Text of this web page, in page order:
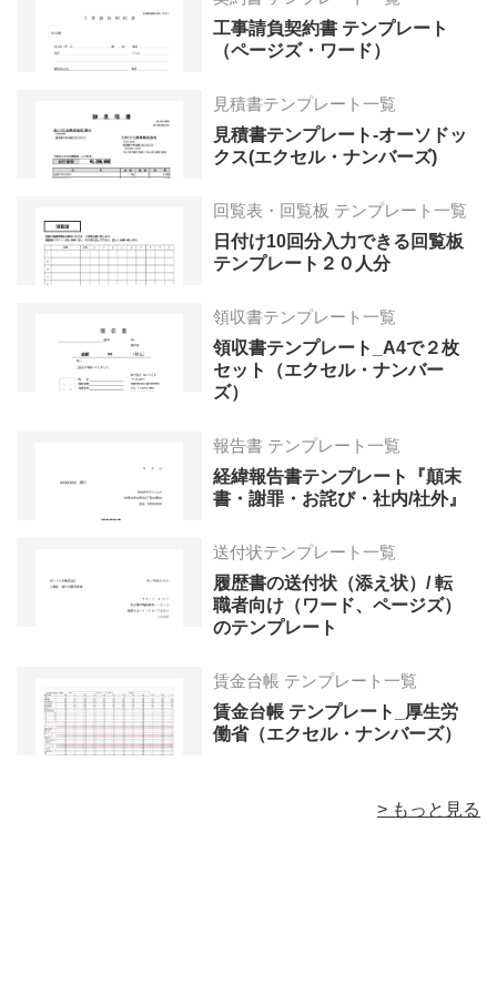
工事請負契約書 テンプレート
（ページズ・ワード）
見積書テンプレート一覧
見積書テンプレート-オーソドッ
クス(エクセル・ナンバーズ)
回覧表・回覧板 テンプレート一覧
日付け10回分入力できる回覧板
テンプレート２０人分
領収書テンプレート一覧
領収書テンプレート_A4で２枚
セット（エクセル・ナンバー
ズ）
報告書 テンプレート一覧
経緯報告書テンプレート『顛末
書・謝罪・お詫び・社内/社外』
送付状テンプレート一覧
履歴書の送付状（添え状）/ 転
職者向け（ワード、ページズ）
のテンプレート
賃金台帳 テンプレート一覧
賃金台帳 テンプレート_厚生労
働省（エクセル・ナンバーズ）
> もっと見る